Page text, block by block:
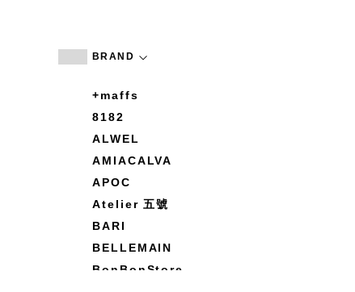
BRAND
+maffs
8182
ALWEL
AMIACALVA
APOC
Atelier 五號
BARI
BELLEMAIN
BonBonStore